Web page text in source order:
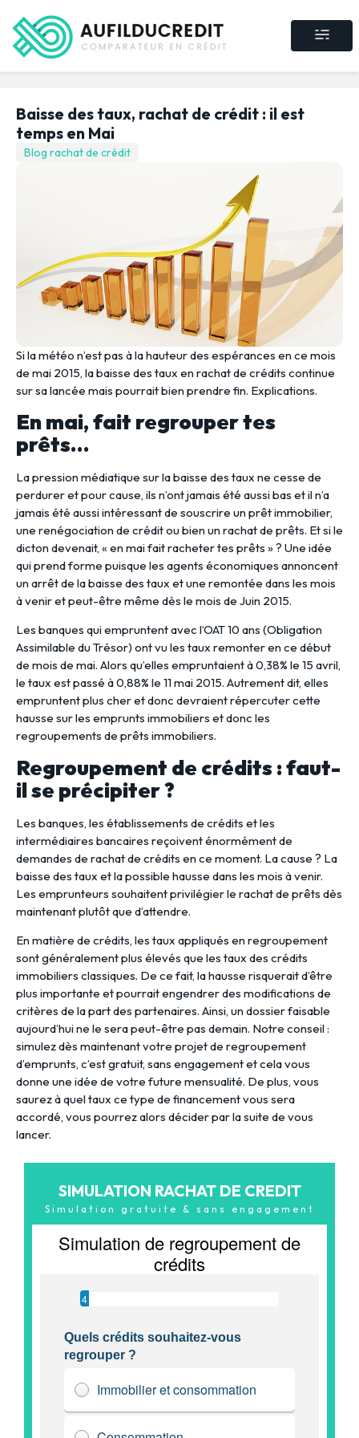
Baisse des taux, rachat de crédit : il est
temps en Mai
Blog rachat de crédit
Si la météo n’est pas à la hauteur des espérances en ce mois
de mai 2015, la baisse des taux en rachat de crédits continue
sur sa lancée mais pourrait bien prendre fin. Explications.
En mai, fait regrouper tes
prêts…
La pression médiatique sur la baisse des taux ne cesse de
perdurer et pour cause, ils n’ont jamais été aussi bas et il n’a
jamais été aussi intéressant de souscrire un prêt immobilier,
une renégociation de crédit ou bien un rachat de prêts. Et si le
dicton devenait, « en mai fait racheter tes prêts » ? Une idée
qui prend forme puisque les agents économiques annoncent
un arrêt de la baisse des taux et une remontée dans les mois
à venir et peut-être même dès le mois de Juin 2015.
Les banques qui empruntent avec l’OAT 10 ans (Obligation
Assimilable du Trésor) ont vu les taux remonter en ce début
de mois de mai. Alors qu’elles empruntaient à 0,38% le 15 avril,
le taux est passé à 0,88% le 11 mai 2015. Autrement dit, elles
empruntent plus cher et donc devraient répercuter cette
hausse sur les emprunts immobiliers et donc les
regroupements de prêts immobiliers.
Regroupement de crédits : faut-
il se précipiter ?
Les banques, les établissements de crédits et les
intermédiaires bancaires reçoivent énormément de
demandes de rachat de crédits en ce moment. La cause ? La
baisse des taux et la possible hausse dans les mois à venir.
Les emprunteurs souhaitent privilégier le rachat de prêts dès
maintenant plutôt que d’attendre.
En matière de crédits, les taux appliqués en regroupement
sont généralement plus élevés que les taux des crédits
immobiliers classiques. De ce fait, la hausse risquerait d’être
plus importante et pourrait engendrer des modifications de
critères de la part des partenaires. Ainsi, un dossier faisable
aujourd’hui ne le sera peut-être pas demain. Notre conseil :
simulez dès maintenant votre projet de regroupement
d’emprunts, c’est gratuit, sans engagement et cela vous
donne une idée de votre future mensualité. De plus, vous
saurez à quel taux ce type de financement vous sera
accordé, vous pourrez alors décider par la suite de vous
lancer.
SIMULATION RACHAT DE CREDIT
Simulation gratuite & sans engagement